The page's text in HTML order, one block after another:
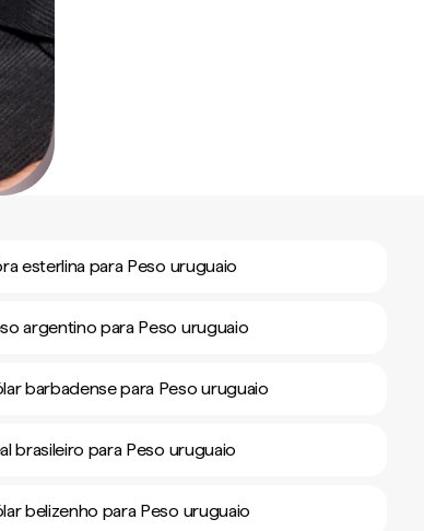
esterlina para Peso uruguaio
argentino para Peso uruguaio
barbadense para Peso uruguaio
brasileiro para Peso uruguaio
belizenho para Peso uruguaio